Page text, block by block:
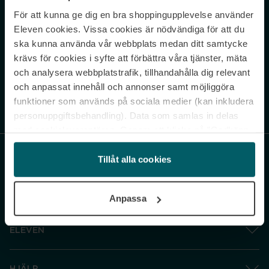
För att kunna ge dig en bra shoppingupplevelse använder
Eleven cookies. Vissa cookies är nödvändiga för att du
ska kunna använda vår webbplats medan ditt samtycke
krävs för cookies i syfte att förbättra våra tjänster, mäta
och analysera webbplatstrafik, tillhandahålla dig relevant
och anpassat innehåll och annonser samt möjliggöra
funktioner som används på sociala medier (kan inkludera
personuppgiftsbehandling). Data som samlas in delas
och gå vidare” accepterar du samtliga cookies medan du
under ”Inställningar” kan anpassa användningen av
cookies. Du kan återkalla ditt samtycke när som helst.
Tillåt alla cookies
Anpassa
Never miss a beat.
Sign up to our newsletter.
Genom att prenumerera accepterar du vår Integritetspolicy. Avprenumerera
ELEVEN